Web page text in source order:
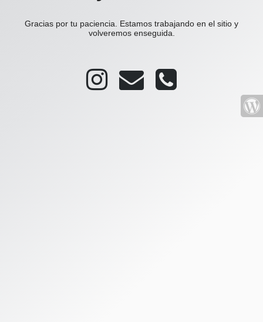
Gracias por tu paciencia. Estamos trabajando en el sitio y
volveremos enseguida.